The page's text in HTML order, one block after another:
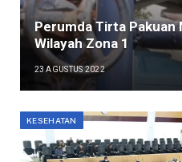
Perumda Tirta Pakuan
Wilayah Zona 1
23 AGUSTUS 2022
KESEHATAN